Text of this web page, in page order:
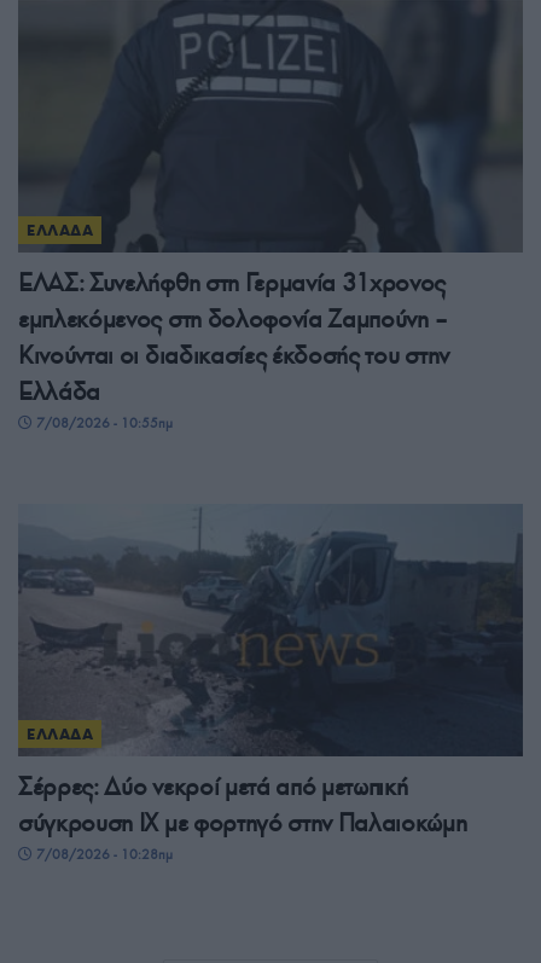
ΕΛΛΑΔΑ
ΕΛΑΣ: Συνελήφθη στη Γερμανία 31χρονος
εμπλεκόμενος στη δολοφονία Ζαμπούνη –
Κινούνται οι διαδικασίες έκδοσής του στην
Ελλάδα
7/08/2026 - 10:55πμ
ΕΛΛΑΔΑ
Σέρρες: Δύο νεκροί μετά από μετωπική
σύγκρουση ΙΧ με φορτηγό στην Παλαιοκώμη
7/08/2026 - 10:28πμ